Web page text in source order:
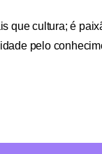
que cultura; é
pelo